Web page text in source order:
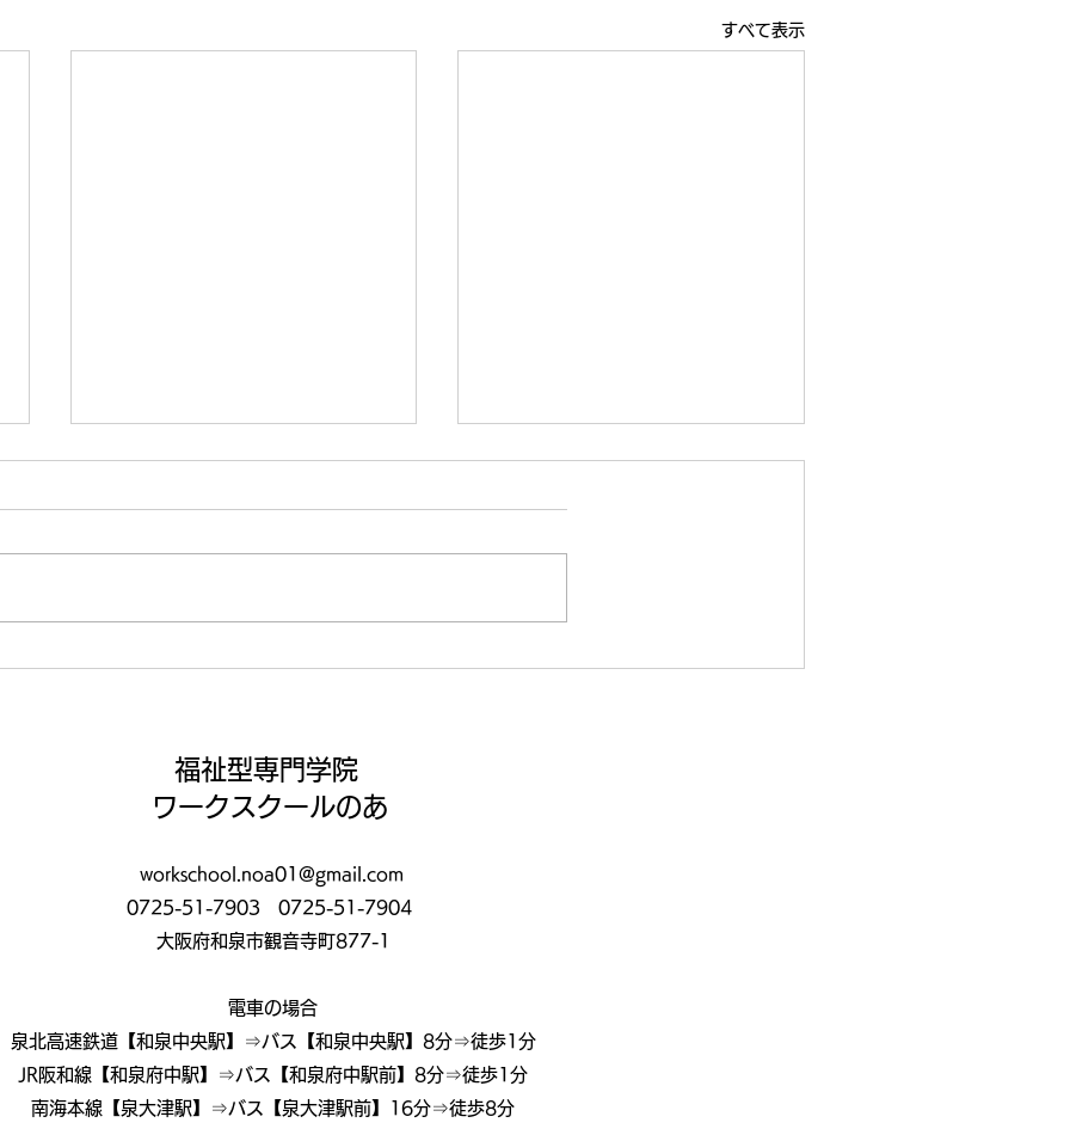
すべて表示
いよいよ納涼祭まであと1週
この夏にプライベートでした
福祉型専門学院
ワークスクールのあ
workschool.noa01@gmail.com
0725-51-7903
0725-51-7904
大阪府和泉市観音寺町877-1
電車の場合
泉北高速鉄道【和泉中央駅】⇒バス【和泉中央駅】8分⇒徒歩1分
JR阪和線【和泉府中駅】⇒バス【和泉府中駅前】8分⇒徒歩1分
南海本線【泉大津駅】⇒バス【泉大津駅前】16分⇒徒歩8分